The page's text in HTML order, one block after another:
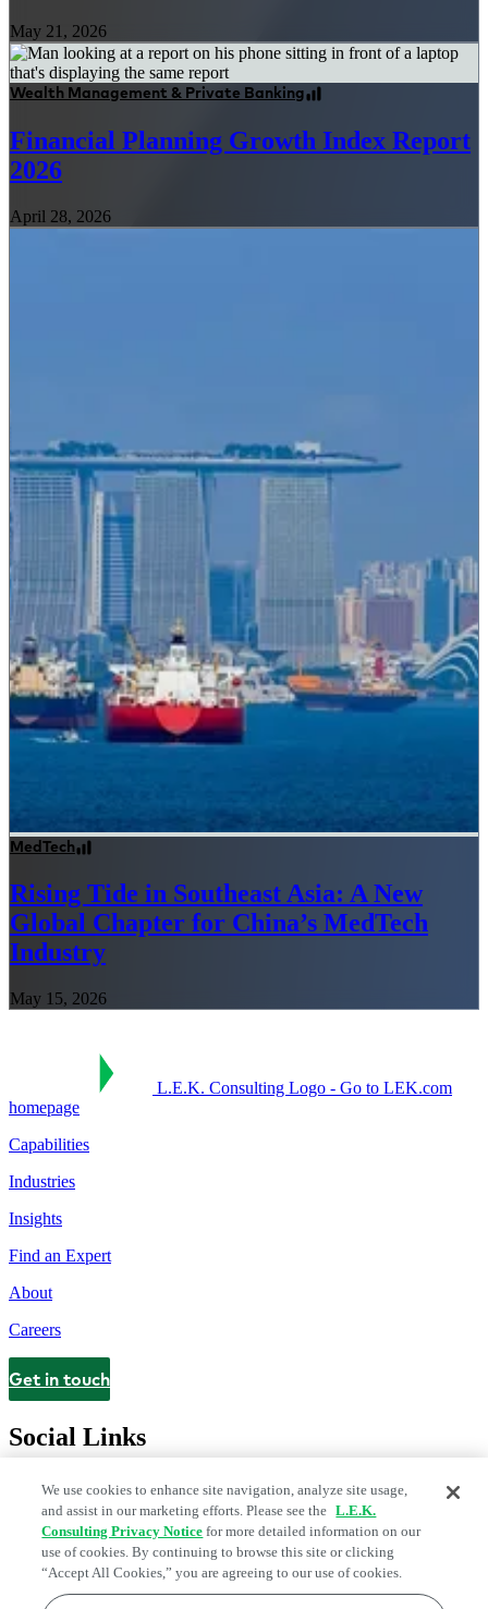
May 21, 2026
Wealth Management & Private Banking
Financial Planning Growth Index Report
2026
April 28, 2026
MedTech
Rising Tide in Southeast Asia: A New
Global Chapter for China’s MedTech
Industry
May 15, 2026
L.E.K. Consulting Logo - Go to LEK.com
homepage
Capabilities
Industries
Insights
Find an Expert
About
Careers
Contact
Get in touch
Social Links
We use cookies to enhance site navigation, analyze site usage,
and assist in our marketing efforts. Please see the L.E.K.
Consulting Privacy Notice for more detailed information on our
use of cookies. By continuing to browse this site or clicking
“Accept All Cookies,” you are agreeing to our use of cookies.